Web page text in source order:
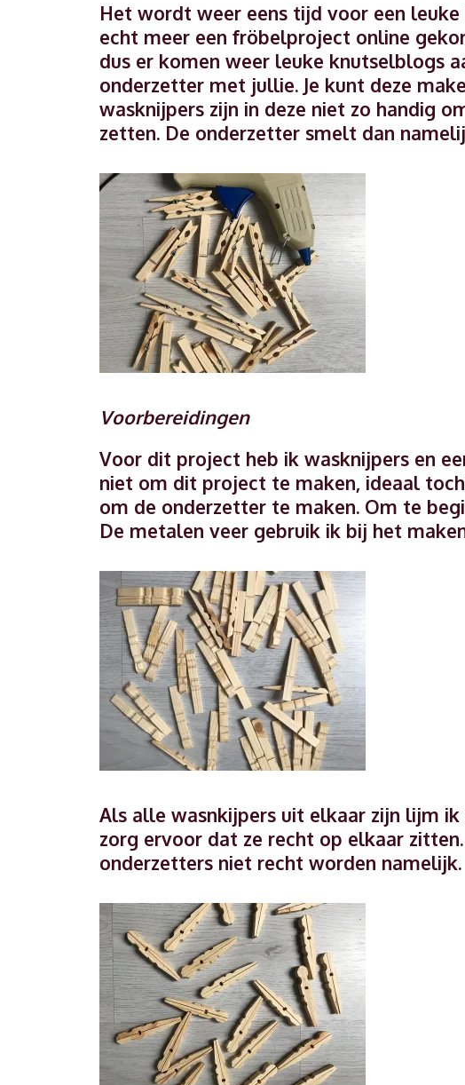
Het wordt weer eens tijd voor een leuke
echt meer een fröbelproject online
dus er komen weer leuke knutselblogs
onderzetter met jullie. Je kunt deze
wasknijpers zijn in deze niet zo handig
zetten. De onderzetter smelt dan
Voorbereidingen
Voor dit project heb ik wasknijpers en
niet om dit project te maken, ideaal
om de onderzetter te maken. Om te
De metalen veer gebruik ik bij het
Als alle wasnkijpers uit elkaar zijn lijm
zorg ervoor dat ze recht op elkaar
onderzetters niet recht worden namelijk.